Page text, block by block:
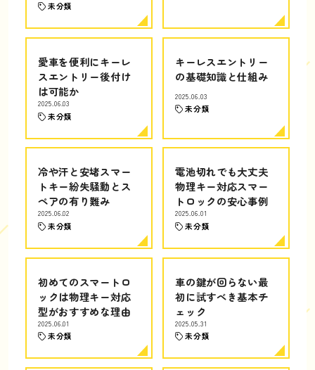
未分類
愛車を便利にキーレ
スエントリー後付け
は可能か
2025.06.03
未分類
キーレスエントリー
の基礎知識と仕組み
2025.06.03
未分類
冷や汗と安堵スマー
トキー紛失騒動とス
ペアの有り難み
2025.06.02
未分類
電池切れでも大丈夫
物理キー対応スマー
トロックの安心事例
2025.06.01
未分類
初めてのスマートロ
ックは物理キー対応
型がおすすめな理由
2025.06.01
未分類
車の鍵が回らない最
初に試すべき基本チ
ェック
2025.05.31
未分類